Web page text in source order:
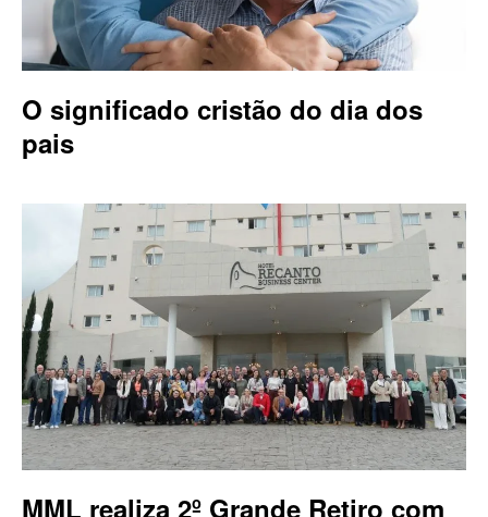
O significado cristão do dia dos
pais
MML realiza 2º Grande Retiro com